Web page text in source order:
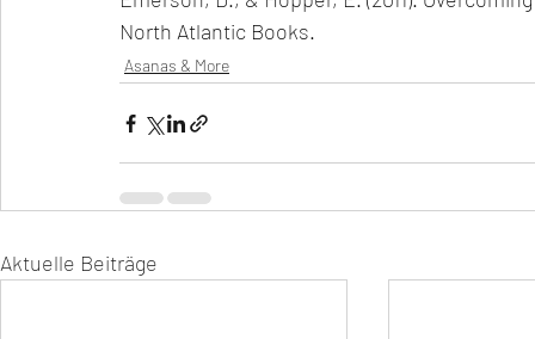
North Atlantic Books.
Asanas & More
Aktuelle Beiträge